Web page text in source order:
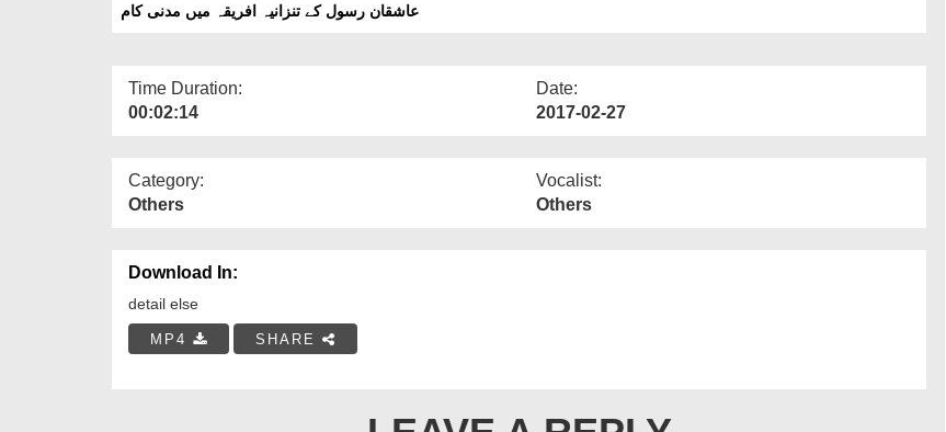
عاشقان رسول کے تنزانیہ افریقہ میں مدنی کام
Time Duration:
00:02:14
Date:
2017-02-27
Category:
Others
Vocalist:
Others
Download In:
detail else
MP4 SHARE